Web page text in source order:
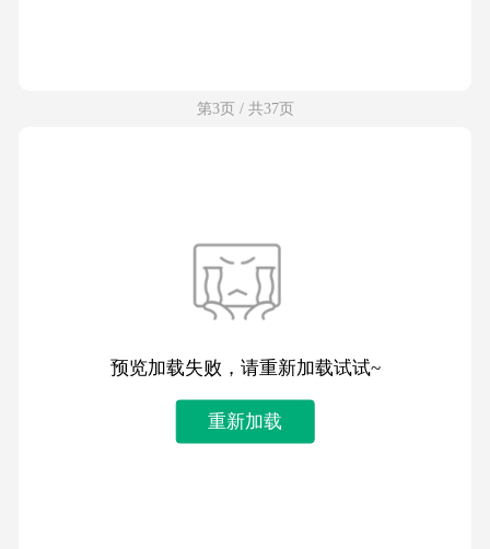
第3页 / 共37页
预览加载失败，请重新加载试试~
重新加载